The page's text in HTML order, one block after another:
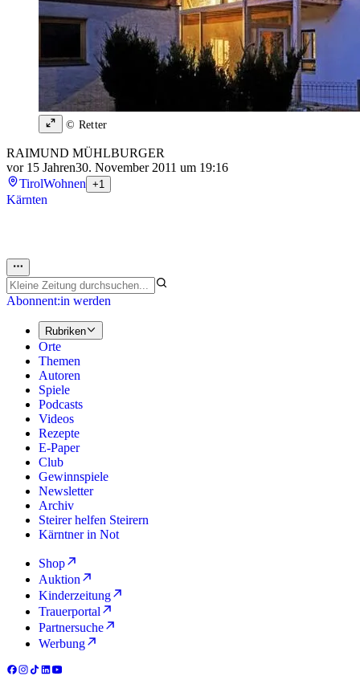
© Retter
RAIMUND MÜHLBURGER
vor 15 Jahren30. November 2011 um 19:16
TirolWohnen +1
Kärnten
Abonnent:in werden
Rubriken
Orte
Themen
Autoren
Spiele
Podcasts
Videos
Rezepte
E-Paper
Club
Gewinnspiele
Newsletter
Archiv
Steirer helfen Steirern
Kärntner in Not
Shop
Auktion
Kinderzeitung
Trauerportal
Partnersuche
Werbung